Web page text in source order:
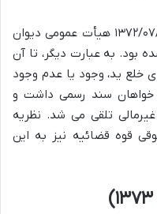
رأی وحدت رویه شماره ۵۸۵ مورخ ۱۳۷۲/۰۷/۱۳ هیأت عمومی دیوان
بود. به عبارت دیگر، تا آن
خلع ید، وجود یا عدم وجود
خواهان سند رسمی داشت و
تلقی می شد. نظریه
۱۹ اداره کل حقوقی قوه قضائیه نیز به این